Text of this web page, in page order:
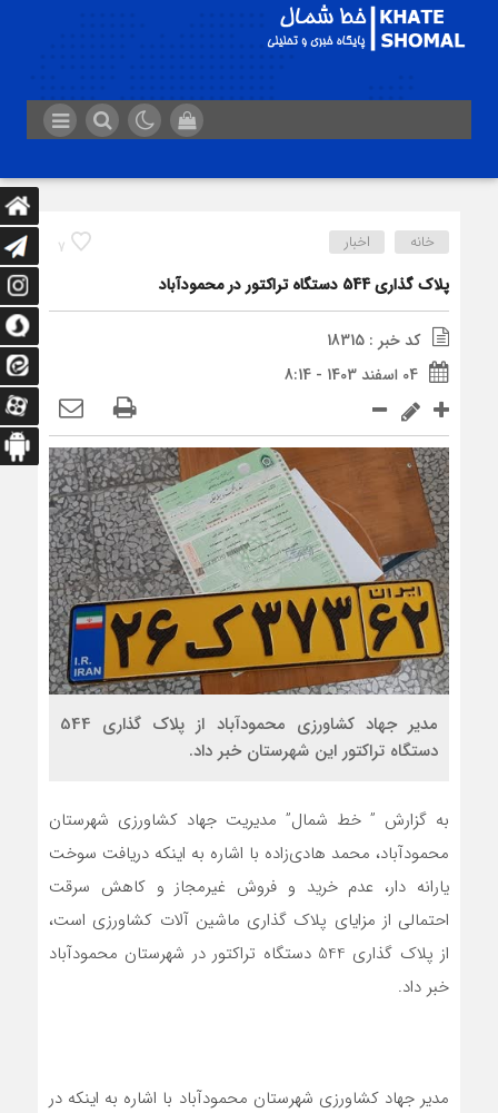
7 خانه اخبار
پلاک گذاری 544 دستگاه تراکتور در محمودآباد
کد خبر : 18315
04 اسفند 1403 - 8:14
مدیر جهاد کشاورزی محمودآباد از پلاک گذاری 544
دستگاه تراکتور این شهرستان خبر داد.
به گزارش ” خط شمال” مدیریت جهاد کشاورزی شهرستان
محمودآباد، محمد هادی‌زاده با اشاره به اینکه دریافت سوخت
یارانه دار، عدم خرید و فروش غیرمجاز و کاهش سرقت
احتمالی از مزایای پلاک گذاری ماشین آلات کشاورزی است،
از پلاک گذاری 544 دستگاه تراکتور در شهرستان محمودآباد
خبر داد.
مدیر جهاد کشاورزی شهرستان محمودآباد با اشاره به اینکه در